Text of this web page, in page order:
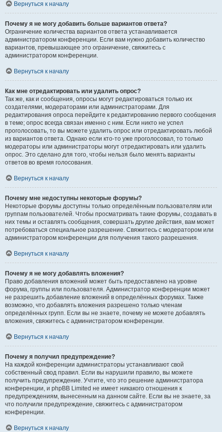
Вернуться к началу
Почему я не могу добавить больше вариантов ответа?
Ограничение количества вариантов ответа устанавливается
администратором конференции. Если вам нужно добавить количество
вариантов, превышающее это ограничение, свяжитесь с
администратором конференции.
Вернуться к началу
Как мне отредактировать или удалить опрос?
Так же, как и сообщения, опросы могут редактироваться только их
создателями, модераторами или администраторами. Для
редактирования опроса перейдите к редактированию первого сообщения
в теме; опрос всегда связан именно с ним. Если никто не успел
проголосовать, то вы можете удалить опрос или отредактировать любой
из вариантов ответа. Однако если кто-то уже проголосовал, то только
модераторы или администраторы могут отредактировать или удалить
опрос. Это сделано для того, чтобы нельзя было менять варианты
ответов во время голосования.
Вернуться к началу
Почему мне недоступны некоторые форумы?
Некоторые форумы доступны только определённым пользователям или
группам пользователей. Чтобы просматривать такие форумы, создавать в
них темы и оставлять сообщения, совершать другие действия, вам может
потребоваться специальное разрешение. Свяжитесь с модератором или
администратором конференции для получения такого разрешения.
Вернуться к началу
Почему я не могу добавлять вложения?
Право добавления вложений может быть предоставлено на уровне
форума, группы или пользователя. Администратор конференции может
не разрешить добавление вложений в определённых форумах. Также
возможно, что добавлять вложения разрешено только членам
определённых групп. Если вы не знаете, почему не можете добавлять
вложения, свяжитесь с администратором конференции.
Вернуться к началу
Почему я получил предупреждение?
На каждой конференции администраторы устанавливают свой
собственный свод правил. Если вы нарушили правило, вы можете
получить предупреждение. Учтите, что это решение администратора
конференции, и phpBB Limited не имеет никакого отношения к
предупреждениям, вынесенным на данном сайте. Если вы не знаете, за
что получили предупреждение, свяжитесь с администратором
конференции.
Вернуться к началу